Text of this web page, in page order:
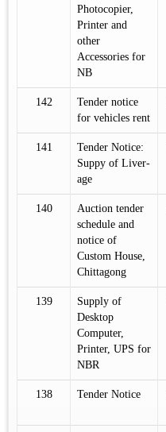
Photocopier,
Printer and
other
Accessories for
NB
142
Tender notice
for vehicles rent
141
Tender Notice:
Suppy of Liver-
age
140
Auction tender
schedule and
notice of
Custom House,
Chittagong
139
Supply of
Desktop
Computer,
Printer, UPS for
NBR
138 Tender Notice